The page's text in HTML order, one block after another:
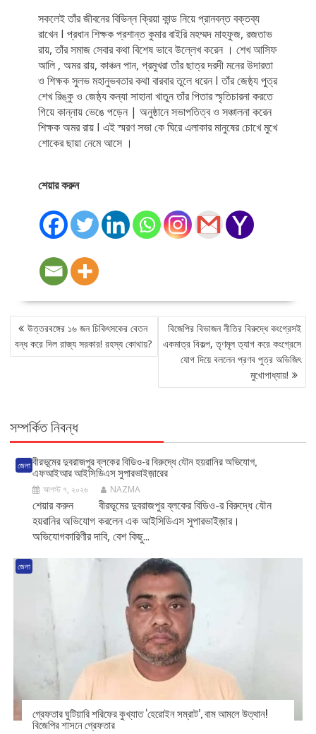
সকলেই তাঁর জীবনের বিভিন্ন ক্রিয়া কান্ড নিয়ে প্রানবন্ত বক্তব্য
রাখেন I প্রধান শিক্ষক প্রশান্ত কুমার বাইরি মহম্মদ মাহফুজ, রজতাভ
রায়, তাঁর সমাজ সেবার কথা বিশেষ ভাবে উল্লেখ করেন । শেখ আসিফ
আলি , অমর রায়, কাঞ্চন পান, প্রমুখরা তাঁর ছাত্র দরদী মনের উদারতা
ও শিক্ষক সুলভ মহানুভবতার কথা বারবার তুলে ধরেন I তাঁর জেষ্ঠ্য পুত্র
শেখ রিঙ্কু ও জেষ্ঠ্য কন্যা সাহানা খাতুন তাঁর পিতার স্মৃতিচারনা করতে
গিয়ে কান্নায় ভেঙে পড়েন | অনুষ্ঠানে সভাপতিত্ব ও সঞ্চালনা করেন
শিক্ষক অমর রায় I এই স্মরণ সভা কে ঘিরে এলাকার মানুষের চোখে মুখে
শোকের ছায়া নেমে আসে ।
শেয়ার করুন
POST
NAVIGATION
উত্তরবঙ্গের ১৬ জন চিকিৎসকের বেতন
বন্ধ করে দিল রাজ্য সরকার! রহস্য কোথায়?
বিজেপির বিভাজন নীতির বিরুদ্ধে কংগ্রেসই
একমাত্র বিকল্প, তৃণমূল ত্যাগ করে কংগ্রেসে
যোগ দিয়ে বললেন প্রণব পুত্র অভিজিৎ
মুখোপাধ্যায়!
সম্পর্কিত নিবন্ধ
জেলা বীরভূমের দুবরাজপুর ব্লকের বিডিও-র বিরুদ্ধে যৌন হয়রানির অভিযোগ,
এফআইআর আইসিডিএস সুপারভাইজ়ারের
আগস্ট ৭, ২০২৬ NAZMA
শেয়ার করুন বীরভূমের দুবরাজপুর ব্লকের বিডিও-র বিরুদ্ধে যৌন
হয়রানির অভিযোগ করলেন এক আইসিডিএস সুপারভাইজ়ার।
অভিযোগকারিণীর দাবি, বেশ কিছু...
জেলা
গ্রেফতার ঘুটিয়ারি শরিফের কুখ্যাত ‘হেরোইন সম্রাট’, বাম আমলে উত্থান!
বিজেপির শাসনে গ্রেফতার